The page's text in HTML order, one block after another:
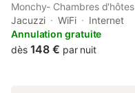
Monchy- Chambres
accommodation with a
Jacuzzi WiFi
Internet
Annulation gratuite
dès 148 € par nuit